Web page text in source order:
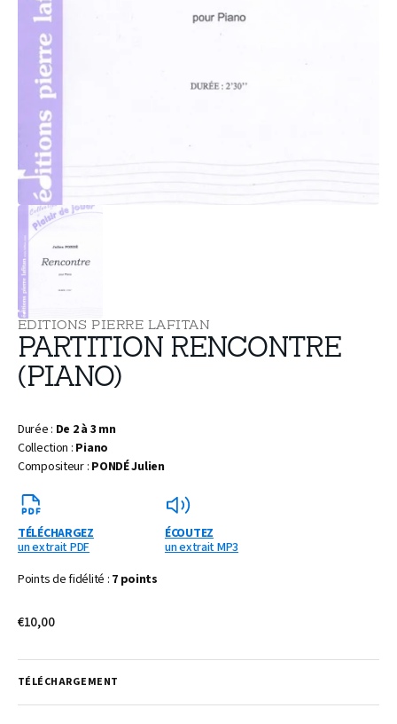
supports
multimédia
la
EDITIONS PIERRE LAFITAN
PARTITION RENCONTRE
(PIANO)
Durée : De 2 à 3 mn
Collection : Piano
Compositeur : PONDÉ Julien
TÉLÉCHARGEZ
un extrait PDF
ÉCOUTEZ
un extrait MP3
Points de fidélité : 7 points
Prix
€10,00
TÉLÉCHARGEMENT